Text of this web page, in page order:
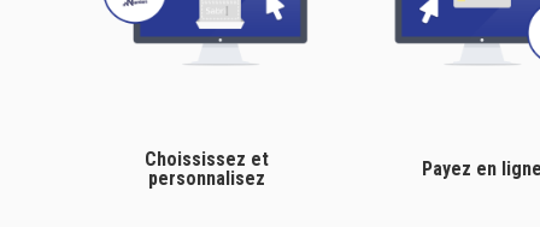
Choississez et
personnalisez
Payez en